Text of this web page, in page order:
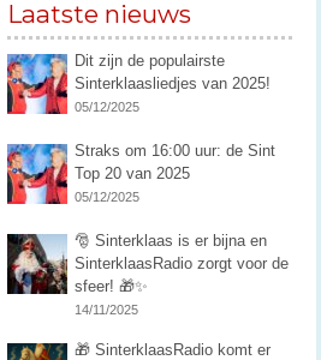
Laatste nieuws
Dit zijn de populairste
Sinterklaasliedjes van 2025!
05/12/2025
Straks om 16:00 uur: de Sint
Top 20 van 2025
05/12/2025
🎅 Sinterklaas is er bijna en
SinterklaasRadio zorgt voor de
sfeer! 🎁✨
14/11/2025
🎁 SinterklaasRadio komt er